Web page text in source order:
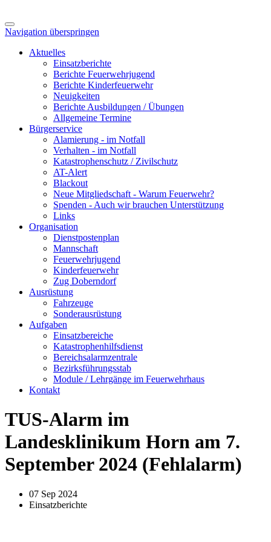
Navigation überspringen
Aktuelles
Einsatzberichte
Berichte Feuerwehrjugend
Berichte Kinderfeuerwehr
Neuigkeiten
Berichte Ausbildungen / Übungen
Allgemeine Termine
Bürgerservice
Alamierung - im Notfall
Verhalten - im Notfall
Katastrophenschutz / Zivilschutz
AT-Alert
Blackout
Neue Mitgliedschaft - Warum Feuerwehr?
Spenden - Auch wir brauchen Unterstützung
Links
Organisation
Dienstpostenplan
Mannschaft
Feuerwehrjugend
Kinderfeuerwehr
Zug Doberndorf
Ausrüstung
Fahrzeuge
Sonderausrüstung
Aufgaben
Einsatzbereiche
Katastrophenhilfsdienst
Bereichsalarmzentrale
Bezirksführungsstab
Module / Lehrgänge im Feuerwehrhaus
Kontakt
TUS-Alarm im
Landesklinikum Horn am 7.
September 2024 (Fehlalarm)
07 Sep 2024
Einsatzberichte